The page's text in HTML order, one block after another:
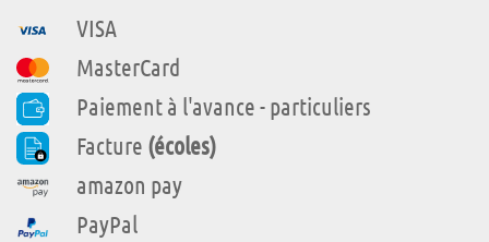
VISA
MasterCard
Paiement à l'avance - particuliers
Facture (écoles)
amazon pay
PayPal